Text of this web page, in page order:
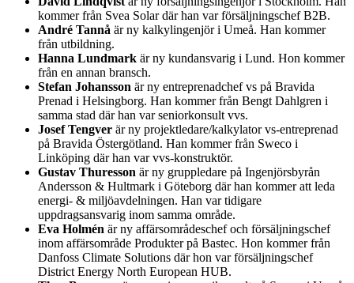
kommer från Svea Solar där han var försäljningschef B2B.
André Tannå är ny kalkylingenjör i Umeå. Han kommer
från utbildning.
Hanna Lundmark är ny kundansvarig i Lund. Hon kommer
från en annan bransch.
Stefan Johansson är ny entreprenadchef vs på Bravida
Prenad i Helsingborg. Han kommer från Bengt Dahlgren i
samma stad där han var seniorkonsult vvs.
Josef Tengver är ny projektledare/kalkylator vs-entreprenad
på Bravida Östergötland. Han kommer från Sweco i
Linköping där han var vvs-konstruktör.
Gustav Thuresson är ny gruppledare på Ingenjörsbyrån
Andersson & Hultmark i Göteborg där han kommer att leda
energi- & miljöavdelningen. Han var tidigare
uppdragsansvarig inom samma område.
Eva Holmén är ny affärsområdeschef och försäljningschef
inom affärsområde Produkter på Bastec. Hon kommer från
Danfoss Climate Solutions där hon var försäljningschef
District Energy North European HUB.